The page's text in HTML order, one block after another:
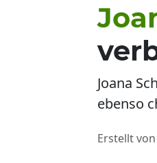
Joana
ebenso
Erstellt